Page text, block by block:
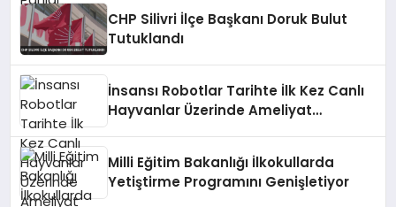
CHP Silivri İlçe Başkanı Doruk Bulut
Tutuklandı
İnsansı Robotlar Tarihte İlk Kez Canlı
Hayvanlar Üzerinde Ameliyat
Milli Eğitim Bakanlığı İlkokullarda
Yetiştirme Programını Genişletiyor